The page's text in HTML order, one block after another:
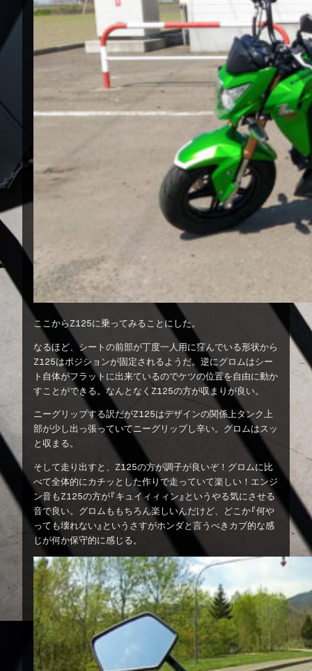
ここからZ125に乗ってみることにした。
なるほど、シートの前部が丁度一人用に窪んでいる形状から
Z125はポジションが固定されるようだ。逆にグロムはシー
ト自体がフラットに出来ているのでケツの位置を自由に動か
すことができる。なんとなくZ125の方が収まりが良い。
ニーグリップする訳だがZ125はデザインの関係上タンク上
部が少し出っ張っていてニーグリップし辛い。グロムはスッ
と収まる。
そして走り出すと、Z125の方が調子が良いぞ！グロムに比
べて全体的にカチッとした作りで走っていて楽しい！エンジ
ン音もZ125の方が『キュイィィィン』というやる気にさせる
音で良い。グロムももちろん楽しいんだけど、どこか『何や
っても壊れない』というさすがホンダと言うべきカブ的な感
じが何か保守的に感じる。